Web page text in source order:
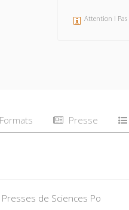
Attention !
Formats Presse
Presses de Sciences Po